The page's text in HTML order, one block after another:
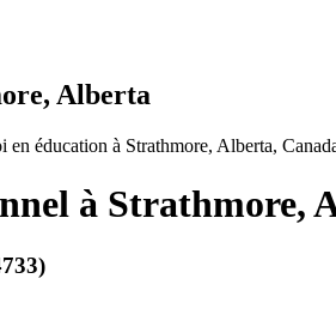
Alberta
éducation à Strathmore, Alberta,
à Strathmore,